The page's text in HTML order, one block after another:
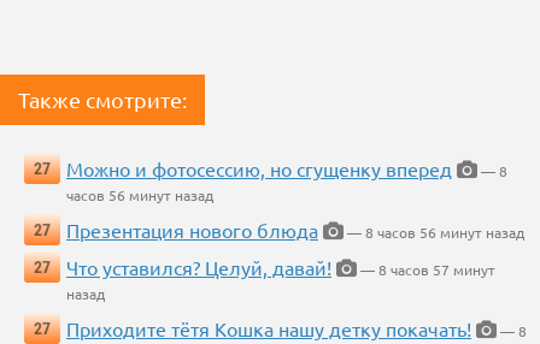
Также смотрите:
27 Можно и фотосессию, но сгущенку вперед
— 8
часов 56 минут назад
27
Презентация нового блюда
— 8 часов 56 минут назад
27
Что уставился? Целуй, давай!
— 8 часов 57 минут
назад
27
Приходите тётя Кошка нашу детку покачать!
— 8